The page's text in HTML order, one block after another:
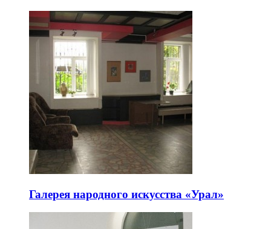
Галерея народного искусства «Урал»